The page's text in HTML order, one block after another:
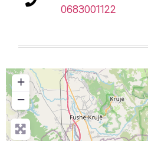
0683001122
+
−